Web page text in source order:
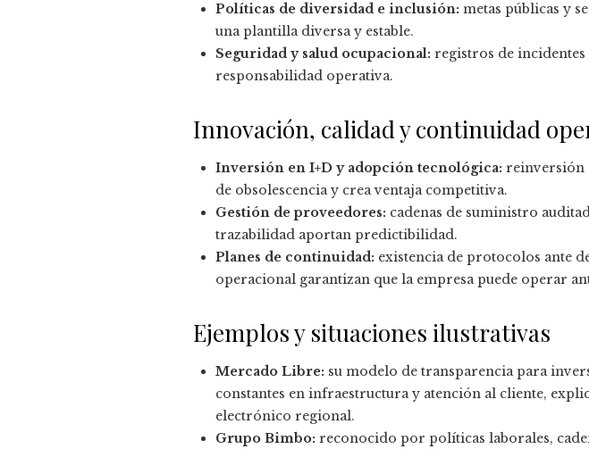
Políticas de diversidad e inclusión: metas públicas y
una plantilla diversa y estable.
Seguridad y salud ocupacional: registros de
responsabilidad operativa.
Innovación, calidad y continuidad
Inversión en I+D y adopción tecnológica: reinversión
de obsolescencia y crea ventaja competitiva.
Gestión de proveedores: cadenas de suministro
trazabilidad aportan predictibilidad.
Planes de continuidad: existencia de protocolos ante
operacional garantizan que la empresa puede operar
Ejemplos y situaciones ilustrativas
Mercado Libre: su modelo de transparencia para
constantes en infraestructura y atención al cliente,
electrónico regional.
Grupo Bimbo: reconocido por políticas laborales,